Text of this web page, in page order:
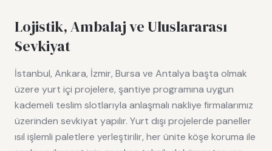
Lojistik, Ambalaj ve Uluslararası
Sevkiyat
İstanbul, Ankara, İzmir, Bursa ve Antalya başta olmak
üzere yurt içi projelere, şantiye programına uygun
kademeli teslim slotlarıyla anlaşmalı nakliye firmalarımız
üzerinden sevkiyat yapılır. Yurt dışı projelerde paneller
ısıl işlemli paletlere yerleştirilir, her ünite köşe koruma ile